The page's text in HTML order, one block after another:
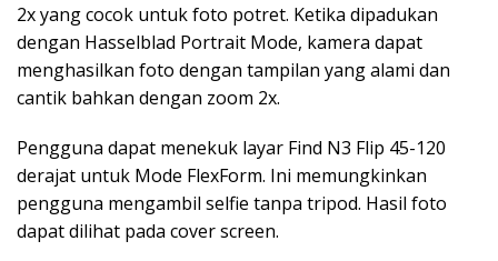
2x yang cocok untuk foto potret. Ketika dipadukan
dengan Hasselblad Portrait Mode, kamera dapat
menghasilkan foto dengan tampilan yang alami dan
cantik bahkan dengan zoom 2x.
Pengguna dapat menekuk layar Find N3 Flip 45-120
derajat untuk Mode FlexForm. Ini memungkinkan
pengguna mengambil selfie tanpa tripod. Hasil foto
dapat dilihat pada cover screen.